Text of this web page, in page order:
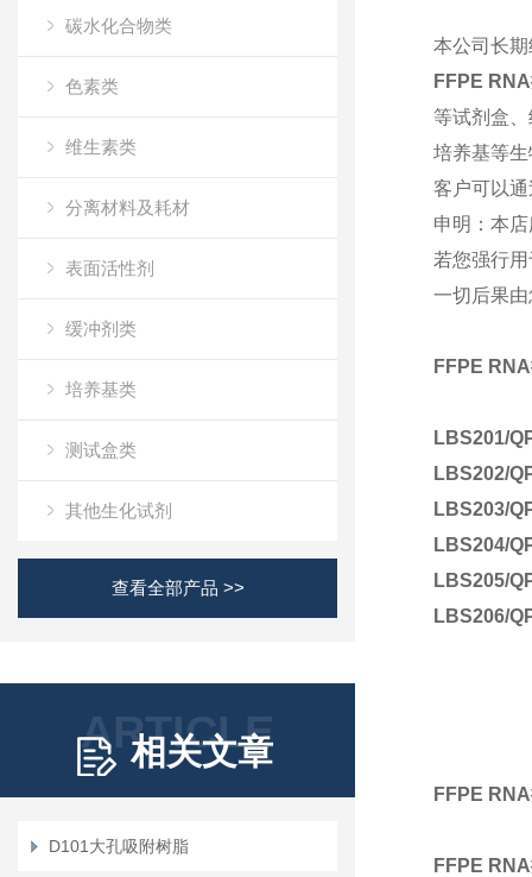
碳水化合物类
色素类
维生素类
分离材料及耗材
表面活性剂
缓冲剂类
培养基类
测试盒类
其他生化试剂
查看全部产品 >>
ARTICLE
相关文章
D101大孔吸附树脂
本公司长期
FFPE RNA
等试剂盒
培养基等
客户可以
申明：本
若您强行
一切后果
FFPE RNA
LBS201/
LBS202/
LBS203/
LBS204/
LBS205/
LBS206/
FFPE RNA
FFPE RNA